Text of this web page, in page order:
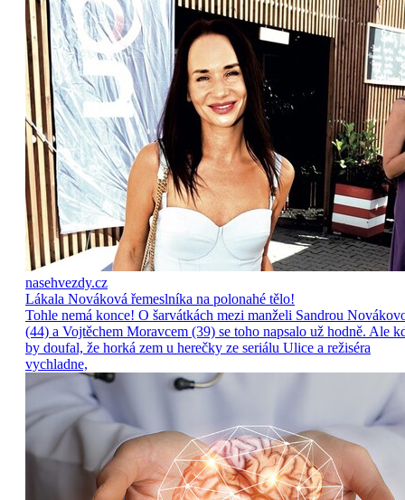
nasehvezdy.cz
Lákala Nováková řemeslníka na polonahé tělo!
Tohle nemá konce! O šarvátkách mezi manželi Sandrou
(44) a Vojtěchem Moravcem (39) se toho napsalo už hodně. Ale
by doufal, že horká zem u herečky ze seriálu Ulice a režiséra
vychladne,